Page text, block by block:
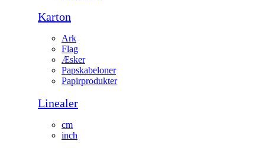
Karton
Ark
Flag
Æsker
Papskabeloner
Papirprodukter
Linealer
cm
inch